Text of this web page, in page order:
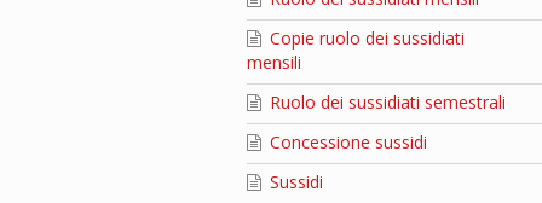
Copie ruolo dei sussidiati
mensili
Ruolo dei sussidiati semestrali
Concessione sussidi
Sussidi